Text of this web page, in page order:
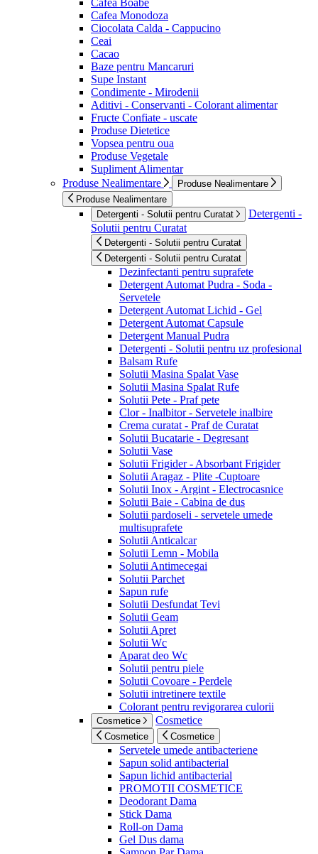
Cafea Monodoza
Ciocolata Calda - Cappucino
Ceai
Cacao
Baze pentru Mancaruri
Supe Instant
Condimente - Mirodenii
Aditivi - Conservanti - Colorant alimentar
Fructe Confiate - uscate
Produse Dietetice
Vopsea pentru oua
Produse Vegetale
Supliment Alimentar
Produse Nealimentare
Produse Nealimentare
Produse Nealimentare
Detergenti - Solutii pentru Curatat
Detergenti -
Solutii pentru Curatat
Detergenti - Solutii pentru Curatat
Detergenti - Solutii pentru Curatat
Dezinfectanti pentru suprafete
Detergent Automat Pudra - Soda -
Servetele
Detergent Automat Lichid - Gel
Detergent Automat Capsule
Detergent Manual Pudra
Detergenti - Solutii pentru uz profesional
Balsam Rufe
Solutii Masina Spalat Vase
Solutii Masina Spalat Rufe
Solutii Pete - Praf pete
Clor - Inalbitor - Servetele inalbire
Crema curatat - Praf de Curatat
Solutii Bucatarie - Degresant
Solutii Vase
Solutii Frigider - Absorbant Frigider
Solutii Aragaz - Plite -Cuptoare
Solutii Inox - Argint - Electrocasnice
Solutii Baie - Cabina de dus
Solutii pardoseli - servetele umede
multisuprafete
Solutii Anticalcar
Solutii Lemn - Mobila
Solutii Antimecegai
Solutii Parchet
Sapun rufe
Solutii Desfundat Tevi
Solutii Geam
Solutii Apret
Solutii Wc
Aparat deo Wc
Solutii pentru piele
Solutii Covoare - Perdele
Solutii intretinere textile
Colorant pentru revigorarea culorii
Cosmetice Cosmetice
Cosmetice Cosmetice
Servetele umede antibacteriene
Sapun solid antibacterial
Sapun lichid antibacterial
PROMOTII COSMETICE
Deodorant Dama
Stick Dama
Roll-on Dama
Gel Dus dama